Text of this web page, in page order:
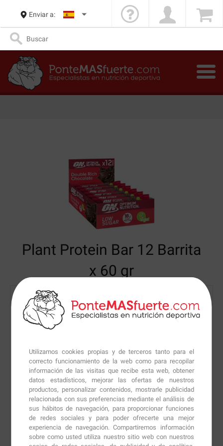
Utilizamos cookies propias y de terceros tanto para el
correcto funcionamiento de la web como para recopilar
información de las visitas que recibe esta web, obtener
datos estadísticos, mejorar las ofertas de nuestros
productos, personalizar contenidos, mostrarle publicidad
relacionada con sus preferencias mediante el análisis de
sus hábitos de navegación, para proporcionar funciones
de redes sociales y para poder ofrecerte una mejor
experiencia de navegación. Compartiremos información
sobre como usted utiliza nuestro sitio web con nuestros
Enviar a:
Plant Protein Bar 12 Barrita
x 60 gr